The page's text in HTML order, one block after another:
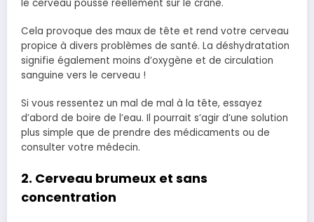
le cerveau pousse réellement sur le crâne.
Cela provoque des maux de tête et rend votre cerveau
propice à divers problèmes de santé. La déshydratation
signifie également moins d’oxygène et de circulation
sanguine vers le cerveau !
Si vous ressentez un mal de mal à la tête, essayez
d’abord de boire de l’eau. Il pourrait s’agir d’une solution
plus simple que de prendre des médicaments ou de
consulter votre médecin.
2. Cerveau brumeux et sans
concentration